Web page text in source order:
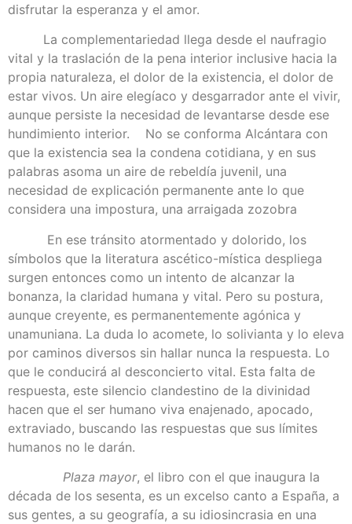
disfrutar la esperanza y el amor.
La complementariedad llega desde el naufragio
vital y la traslación de la pena interior inclusive hacia la
propia naturaleza, el dolor de la existencia, el dolor de
estar vivos. Un aire elegíaco y desgarrador ante el vivir,
aunque persiste la necesidad de levantarse desde ese
hundimiento interior. No se conforma Alcántara con
que la existencia sea la condena cotidiana, y en sus
palabras asoma un aire de rebeldía juvenil, una
necesidad de explicación permanente ante lo que
considera una impostura, una arraigada zozobra
En ese tránsito atormentado y dolorido, los
símbolos que la literatura ascético-mística despliega
surgen entonces como un intento de alcanzar la
bonanza, la claridad humana y vital. Pero su postura,
aunque creyente, es permanentemente agónica y
unamuniana. La duda lo acomete, lo solivianta y lo eleva
por caminos diversos sin hallar nunca la respuesta. Lo
que le conducirá al desconcierto vital. Esta falta de
respuesta, este silencio clandestino de la divinidad
hacen que el ser humano viva enajenado, apocado,
extraviado, buscando las respuestas que sus límites
humanos no le darán.
Plaza mayor, el libro con el que inaugura la
década de los sesenta, es un excelso canto a España, a
sus gentes, a su geografía, a su idiosincrasia en una